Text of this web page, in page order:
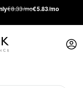
€8.33/mo€5.83/mo